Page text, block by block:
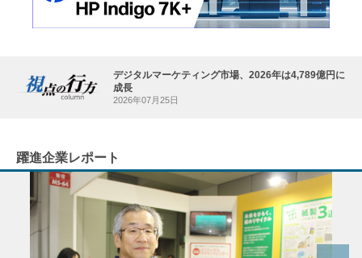
デジタルマーケティング市場、2026年は4,789億円に
成長
2026年07月25日
躍進企業レポート